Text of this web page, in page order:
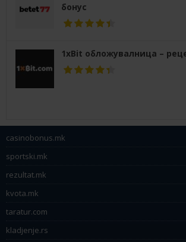
бонус
1xBit обложувалница –
casinobonus.mk
sportski.mk
rezultat.mk
kvota.mk
taratur.com
kladjenje.rs